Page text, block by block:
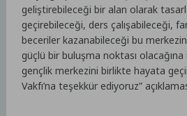
geliştirebileceği bir alan olarak
geçirebileceği, ders çalışabileceği,
beceriler kazanabileceği bu
güçlü bir buluşma noktası olacağına
gençlik merkezini birlikte hayata
Vakfı’na teşekkür ediyoruz”